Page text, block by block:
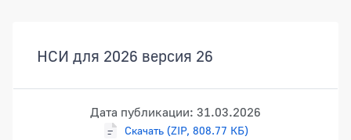
НСИ для 2026 версия 26
Дата публикации: 31.03.2026
Скачать (ZIP, 808.77 КБ)